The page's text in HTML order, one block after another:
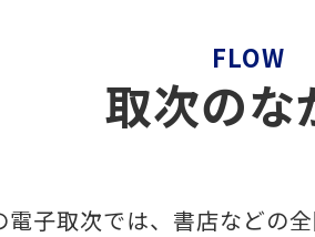
FLOW
取次のな
電子取次では、書店などの